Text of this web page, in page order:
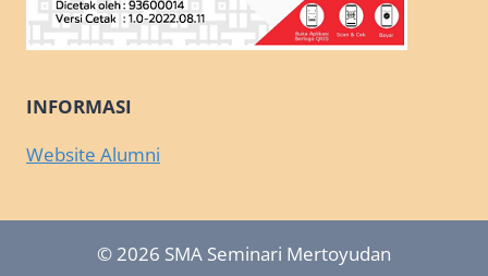
INFORMASI
Website Alumni
© 2026 SMA Seminari Mertoyudan